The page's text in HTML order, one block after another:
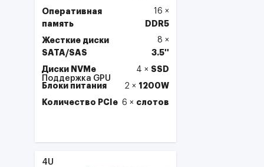
Оперативная
память
16 ×
DDR5
Жесткие диски
SATA/SAS
8 ×
3.5''
Диски NVMe
4 × SSD
Блоки питания
2 × 1200W
Количество PCIe 6 × слотов
Поддержка GPU
4U